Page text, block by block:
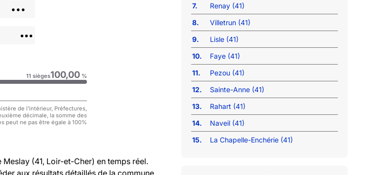
•••
•••
11 sièges100,00 %
de l'intérieur, Préfectures,
décimale, la somme des
peut ne pas être égale à 100%
Meslay (41, Loir-et-Cher) en temps réel.
aux résultats détaillés de la commune
7.
Renay (41)
8.
Villetrun (41)
9.
Lisle (41)
10.
Faye (41)
11.
Pezou (41)
12.
Sainte-Anne (41)
13.
Rahart (41)
14.
Naveil (41)
15.
La Chapelle-Enchérie (41)